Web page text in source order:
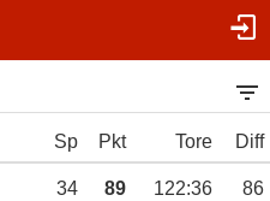
Sp Pkt Tore Diff
34 89 122:36 86